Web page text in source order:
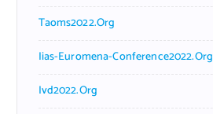
Taoms2022.org
Iias-Euromena-Conference2022.org
Ivd2022.org